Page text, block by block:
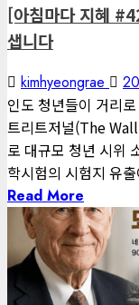
[아침마다 지혜
샙니다
kimhyeongrae
인도 청년들이 거리
트리트저널(The
로 대규모 청년 시위
학시험의 시험지 유
Read More
1 minute read
게재된 글
아침마다 지혜